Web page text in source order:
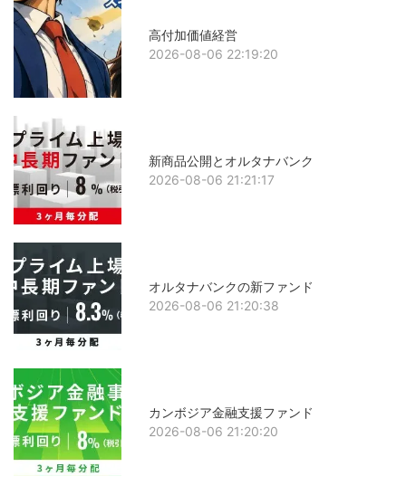
高付加価値経営
2026-08-06 22:19:20
新商品公開とオルタナバンク
2026-08-06 21:21:17
オルタナバンクの新ファンド
2026-08-06 21:20:38
カンボジア金融支援ファンド
2026-08-06 21:20:20